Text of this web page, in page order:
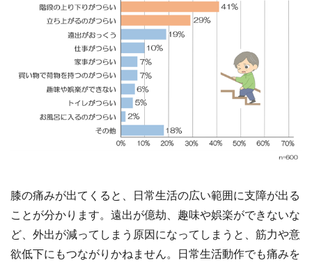
膝の痛みが出てくると、日常生活の広い範囲に支障が出る
ことが分かります。遠出が億劫、趣味や娯楽ができないな
ど、外出が減ってしまう原因になってしまうと、筋力や意
欲低下にもつながりかねません。日常生活動作でも痛みを